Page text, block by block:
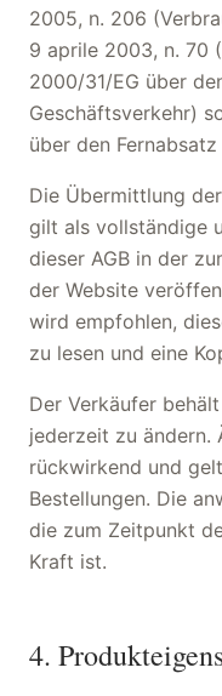
2005, n. 206
9 aprile 2003, n. 70
2000/31/EG über
Geschäftsverkehr)
über den
Die Übermittlung
gilt als vollständige
dieser AGB in der
der Website
wird empfohlen,
zu lesen und eine
Der Verkäufer
jederzeit zu ändern.
rückwirkend und
Bestellungen. Die
die zum Zeitpunkt
Kraft ist.
4.